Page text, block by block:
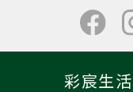
彩宸生